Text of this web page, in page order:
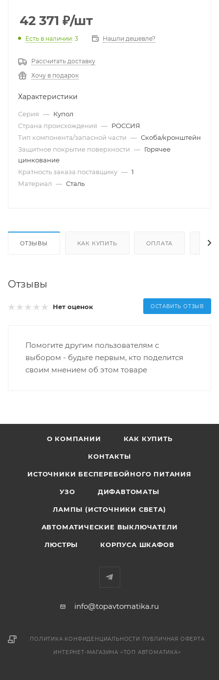
42 371 ₽/шт
Есть в наличии: 3 Нашли дешевле?
Рассчитать доставку
Хочу в подарок
Характеристики
Серия — Купол
Страна происхождения — РОССИЯ
Тип компонента/запасной части — Скоба/кронштейн
Защитное покрытие поверхности — Горячее
цинкование
Кратность заказа поставщику — 1
Материал — Сталь
ОТЗЫВЫ КАК КУПИТЬ ОПЛАТА
Отзывы
Нет оценок ОСТАВИТЬ ОТЗЫВ
Помогите другим пользователям с
выбором - будьте первым, кто поделится
своим мнением об этом товаре
О КОМПАНИИ КАК КУПИТЬ
КОНТАКТЫ
ИСТОЧНИКИ БЕСПЕРЕБОЙНОГО ПИТАНИЯ
УЗО ДИФАВТОМАТЫ
ЛАМПЫ (ИСТОЧНИКИ СВЕТА)
АВТОМАТИЧЕСКИЕ ВЫКЛЮЧАТЕЛИ
ЛЮСТРЫ КОРПУСА ШКАФОВ
info@topavtomatika.ru
ПОЛИТИКА КОНФИДЕНЦИАЛЬНОСТИ ПУБЛИЧНАЯ ОФЕРТА
ИНТЕРНЕТ-МАГАЗИНА <ТОП АВТОМАТИКА>